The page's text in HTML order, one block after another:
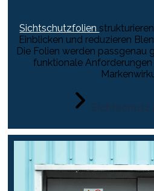
Sichtschutzfolien
Einblicken und reduzieren
Die Folien werden passgenau
funktionale